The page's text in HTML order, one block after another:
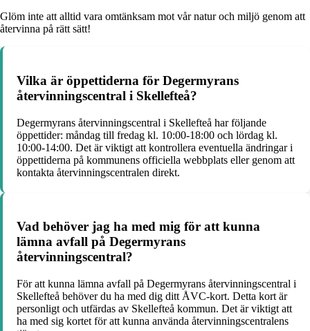
Glöm inte att alltid vara omtänksam mot vår natur och miljö genom att
återvinna på rätt sätt!
Vilka är öppettiderna för Degermyrans
återvinningscentral i Skellefteå?
Degermyrans återvinningscentral i Skellefteå har följande
öppettider: måndag till fredag kl. 10:00-18:00 och lördag kl.
10:00-14:00. Det är viktigt att kontrollera eventuella ändringar i
öppettiderna på kommunens officiella webbplats eller genom att
kontakta återvinningscentralen direkt.
Vad behöver jag ha med mig för att kunna
lämna avfall på Degermyrans
återvinningscentral?
För att kunna lämna avfall på Degermyrans återvinningscentral i
Skellefteå behöver du ha med dig ditt ÅVC-kort. Detta kort är
personligt och utfärdas av Skellefteå kommun. Det är viktigt att
ha med sig kortet för att kunna använda återvinningscentralens